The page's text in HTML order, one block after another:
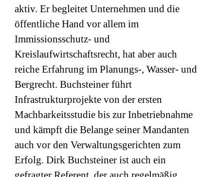
aktiv. Er begleitet Unternehmen und die
öffentliche Hand vor allem im
Immissionsschutz- und
Kreislaufwirtschaftsrecht, hat aber auch
reiche Erfahrung im Planungs-, Wasser- und
Bergrecht. Buchsteiner führt
Infrastrukturprojekte von der ersten
Machbarkeitsstudie bis zur Inbetriebnahme
und kämpft die Belange seiner Mandanten
auch vor den Verwaltungsgerichten zum
Erfolg. Dirk Buchsteiner ist auch ein